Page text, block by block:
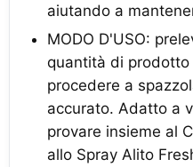
aiutando a
MODO D'USO:
quantità di prodotto
procedere a
accurato. Adatto a
provare insieme al
allo Spray Alito